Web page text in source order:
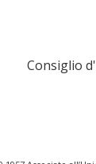
Consiglio